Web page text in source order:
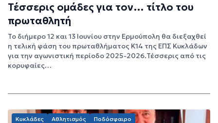
Τέσσερις ομάδες για τον… τίτλο του
πρωταθλητή
Το διήμερο 12 και 13 Ιουνίου στην Ερμούπολη θα διεξαχθεί
η τελική φάση του πρωταθλήματος Κ14 της ΕΠΣ Κυκλάδων
για την αγωνιστική περίοδο 2025-2026.Τέσσερις από τις
κορυφαίες…
Κυκλάδες Αθλητισμός Ποδόσφαιρο